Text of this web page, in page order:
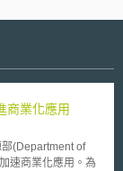
商業化應用
(Department of
速商業化應用。為